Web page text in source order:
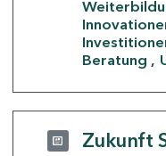
Beratung
Zukunft